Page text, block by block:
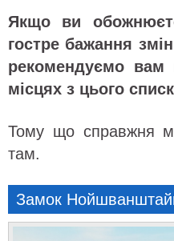
Якщо ви
гостре бажання
рекомендуємо вам
місцях з цього
Тому що справжня
там.
Замок